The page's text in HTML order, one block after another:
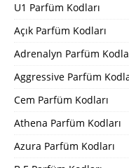
U1 Parfüm Kodları
Açık Parfüm Kodları
Adrenalyn Parfüm
Aggressive Parfüm
Cem Parfüm Kodları
Athena Parfüm Kodları
Azura Parfüm Kodları